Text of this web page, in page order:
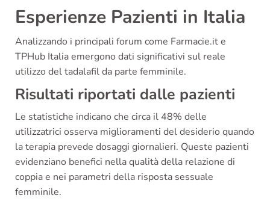
Esperienze Pazienti in Italia
Analizzando i principali forum come Farmacie.it e
TPHub Italia emergono dati significativi sul reale
utilizzo del tadalafil da parte femminile.
Risultati riportati dalle pazienti
Le statistiche indicano che circa il 48% delle
utilizzatrici osserva miglioramenti del desiderio quando
la terapia prevede dosaggi giornalieri. Queste pazienti
evidenziano benefici nella qualità della relazione di
coppia e nei parametri della risposta sessuale
femminile.